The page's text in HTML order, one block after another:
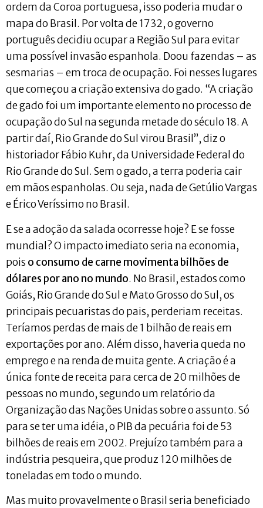
ordem da Coroa portuguesa, isso poderia mudar o
mapa do Brasil. Por volta de 1732, o governo
português decidiu ocupar a Região Sul para evitar
uma possível invasão espanhola. Doou fazendas – as
sesmarias – em troca de ocupação. Foi nesses lugares
que começou a criação extensiva do gado. “A criação
de gado foi um importante elemento no processo de
ocupação do Sul na segunda metade do século 18. A
partir daí, Rio Grande do Sul virou Brasil”, diz o
historiador Fábio Kuhr, da Universidade Federal do
Rio Grande do Sul. Sem o gado, a terra poderia cair
em mãos espanholas. Ou seja, nada de Getúlio Vargas
e Érico Veríssimo no Brasil.
E se a adoção da salada ocorresse hoje? E se fosse
mundial? O impacto imediato seria na economia,
pois o consumo de carne movimenta bilhões de
dólares por ano no mundo. No Brasil, estados como
Goiás, Rio Grande do Sul e Mato Grosso do Sul, os
principais pecuaristas do pais, perderiam receitas.
Teríamos perdas de mais de 1 bilhão de reais em
exportações por ano. Além disso, haveria queda no
emprego e na renda de muita gente. A criação é a
única fonte de receita para cerca de 20 milhões de
pessoas no mundo, segundo um relatório da
Organização das Nações Unidas sobre o assunto. Só
para se ter uma idéia, o PIB da pecuária foi de 53
bilhões de reais em 2002. Prejuízo também para a
indústria pesqueira, que produz 120 milhões de
toneladas em todo o mundo.
Mas muito provavelmente o Brasil seria beneficiado